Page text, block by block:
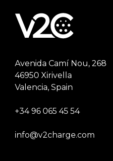
Avenida Camí Nou, 268
46950 Xirivella
Valencia, Spain
+34 96 065 45 54
info@v2charge.com